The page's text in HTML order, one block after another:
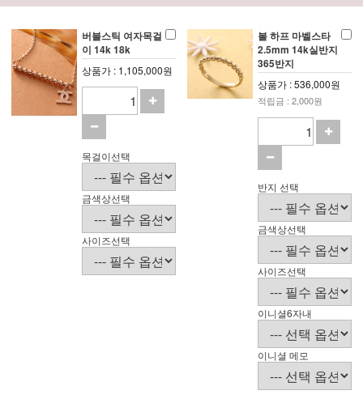
버블스틱 여자목걸
이 14k 18k
상품가 : 1,105,000원
목걸이선택
금색상선택
사이즈선택
볼 하프 마벨스타
2.5mm 14k실반지
365반지
상품가 : 536,000원
적립금 : 2,000원
반지 선택
금색상선택
사이즈선택
이니셜6자내
이니셜 메모